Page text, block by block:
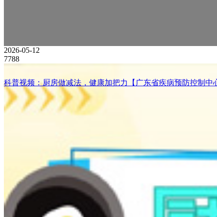
2026-05-12
7788
科普视频：厨房做减法，健康加把力【广东省疾病预防控制中